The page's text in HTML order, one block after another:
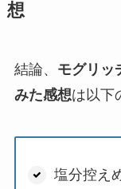
想
結論、 モグリッ
みた感想は以下
塩分控え